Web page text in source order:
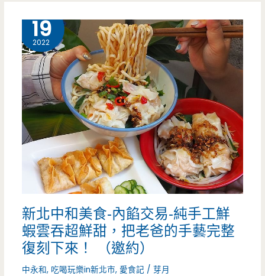
（邀
約）
美
食-
蛋
白
（快
櫃）-
從
19
2022
新北中和美食-內餡交易-純手工鮮
蝦雲吞超鮮甜，把老爸的手藝完整
復刻下來！ （邀約）
中永和, 吃喝玩樂in新北市, 愛食記 /芽月